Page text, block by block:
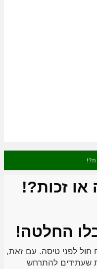
או זכות?!
החלטה!
חול לפני טיסה. עם זאת,
שעתידים להתרחש